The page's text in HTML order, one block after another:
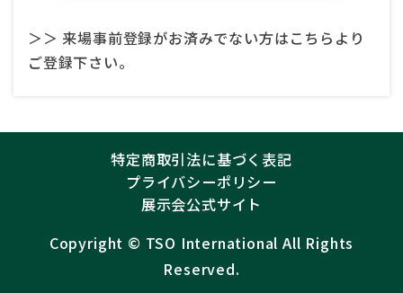
＞＞ 来場事前登録がお済みでない方はこちらより
ご登録下さい。
特定商取引法に基づく表記
プライバシーポリシー
展示会公式サイト
Copyright ©︎ TSO International All Rights
Reserved.